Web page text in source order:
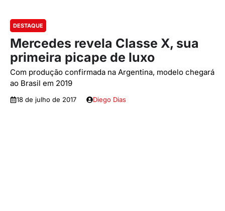
DESTAQUE
Mercedes revela Classe X, sua
primeira picape de luxo
Com produção confirmada na Argentina, modelo chegará
ao Brasil em 2019
18 de julho de 2017 Diego Dias